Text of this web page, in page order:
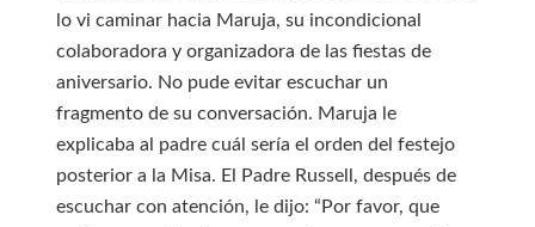
lo vi caminar hacia Maruja, su incondicional
colaboradora y organizadora de las fiestas de
aniversario. No pude evitar escuchar un
fragmento de su conversación. Maruja le
explicaba al padre cuál sería el orden del festejo
posterior a la Misa. El Padre Russell, después de
escuchar con atención, le dijo: “Por favor, que